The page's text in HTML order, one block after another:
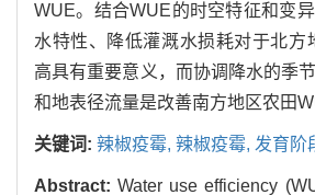
WUE。结合WUE的时空特征和变
水特性、降低灌溉水损耗对于北方
高具有重要意义，而协调降水的季
和地表径流量是改善南方地区农田
关键词: 辣椒疫霉, 辣椒疫霉, 发育阶
Abstract:Water use efficiency